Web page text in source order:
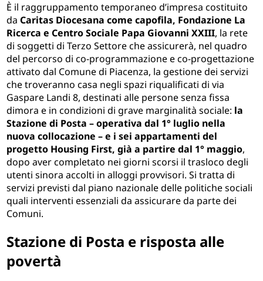
È il raggruppamento temporaneo d’impresa costituito
daCaritas Diocesana come capofila, Fondazione La
Ricerca e Centro Sociale Papa Giovanni XXIII, la rete
di soggetti di Terzo Settore che assicurerà, nel quadro
del percorso di co-programmazione e co-progettazione
attivato dal Comune di Piacenza, la gestione dei servizi
che troveranno casa negli spazi riqualificati di via
Gaspare Landi 8, destinati alle persone senza fissa
dimora e in condizioni di grave marginalità sociale: la
Stazione di Posta – operativa dal 1° luglio nella
nuova collocazione – e i sei appartamenti del
progetto Housing First, già a partire dal 1° maggio,
dopo aver completato nei giorni scorsi il trasloco degli
utenti sinora accolti in alloggi provvisori. Si tratta di
servizi previsti dal piano nazionale delle politiche sociali
quali interventi essenziali da assicurare da parte dei
Comuni.
Stazione di Posta e risposta alle
povertà